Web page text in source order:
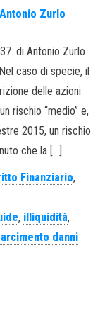
Antonio Zurlo
di Antonio Zurlo
caso di specie, il
delle azioni
rischio “medio” e,
2015, un rischio
che la […]
Finanziario,
, illiquidità,
danni